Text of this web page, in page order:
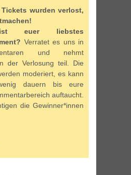
Tickets wurden verlost,
euer liebstes
Verratet es uns in
und nehmt
der Verlosung teil. Die
moderiert, es kann
dauern bis eure
auftaucht.
die Gewinner*innen